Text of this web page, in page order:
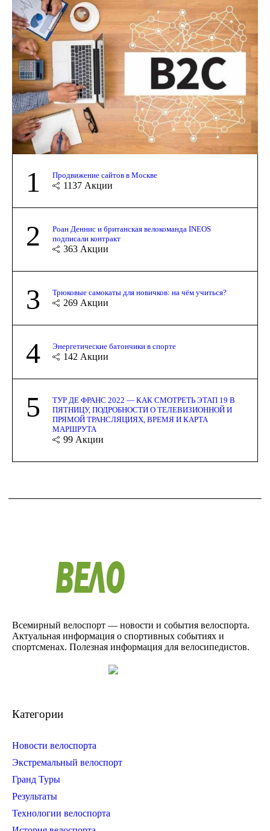
1 Продвижение сайтов в Москве
1137 Акции
2
Роан Деннис и британская велокоманда INEOS
подписали контракт
363 Акции
3 Трюковые самокаты для новичков: на чём учиться?
269 Акции
4 Энергетические батончики в спорте
142 Акции
5
ТУР ДЕ ФРАНС 2022 — КАК СМОТРЕТЬ ЭТАП 19 В
ПЯТНИЦУ, ПОДРОБНОСТИ О ТЕЛЕВИЗИОННОЙ И
ПРЯМОЙ ТРАНСЛЯЦИЯХ, ВРЕМЯ И КАРТА
МАРШРУТА
99 Акции
Всемирный велоспорт — новости и события велоспорта.
Актуальная информация о спортивных событиях и
спортсменах. Полезная информация для велосипедистов.
Категории
Новости велоспорта
Экстремальный велоспорт
Гранд Туры
Результаты
Технологии велоспорта